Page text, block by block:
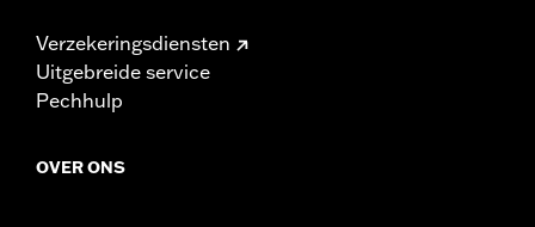
Verzekeringsdiensten
Uitgebreide service
Pechhulp
OVER ONS